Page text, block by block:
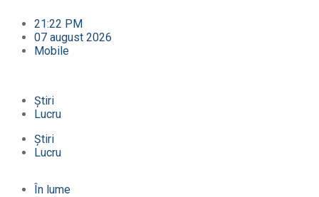
21:22 PM
07 august 2026
Mobile
Știri
Lucru
Știri
Lucru
În lume